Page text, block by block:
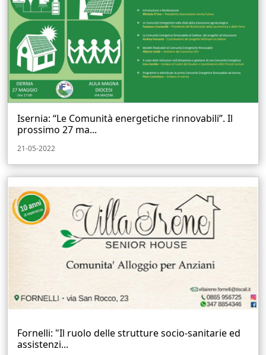
Isernia: “Le Comunità energetiche rinnovabili”. Il
prossimo 27 ma...
21-05-2022
Fornelli: "Il ruolo delle strutture socio-sanitarie ed
assistenzi...